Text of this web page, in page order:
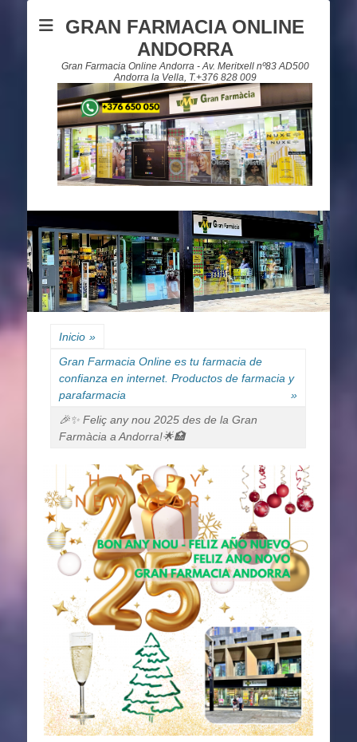
GRAN FARMACIA ONLINE
ANDORRA
Gran Farmacia Online Andorra - Av. Meritxell nº83 AD500
Andorra la Vella, T.+376 828 009
Inicio »
Gran Farmacia Online es tu farmacia de
confianza en internet. Productos de farmacia y
parafarmacia
»
🎉✨ Feliç any nou 2025 des de la Gran
Farmàcia a Andorra!🌟🏥